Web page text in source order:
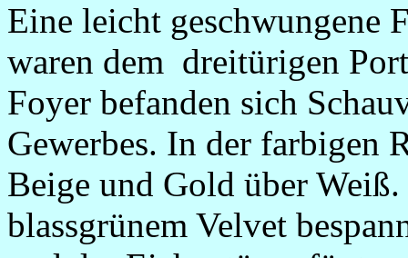
Eine leicht geschwungene
waren dem dreitürigen
Foyer befanden sich
Gewerbes. In der farbigen
Beige und Gold über
blassgrünem Velvet